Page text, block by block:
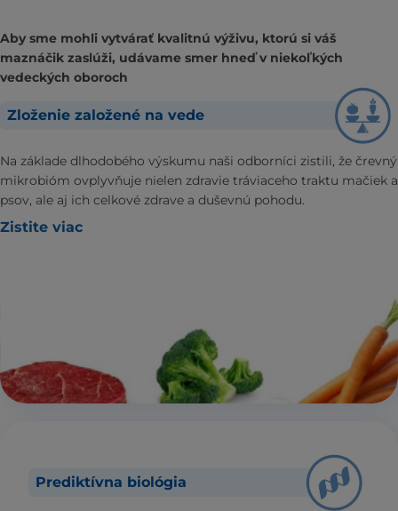
Aby sme mohli vytvárať kvalitnú výživu, ktorú si váš
maznáčik zaslúži, udávame smer hneď v niekoľkých
vedeckých oboroch
Zloženie založené na vede
Na základe dlhodobého výskumu naši odborníci zistili, že črevný
mikrobióm ovplyvňuje nielen zdravie tráviaceho traktu mačiek a
psov, ale aj ich celkové zdrave a duševnú pohodu.
Zistite viac
Prediktívna biológia